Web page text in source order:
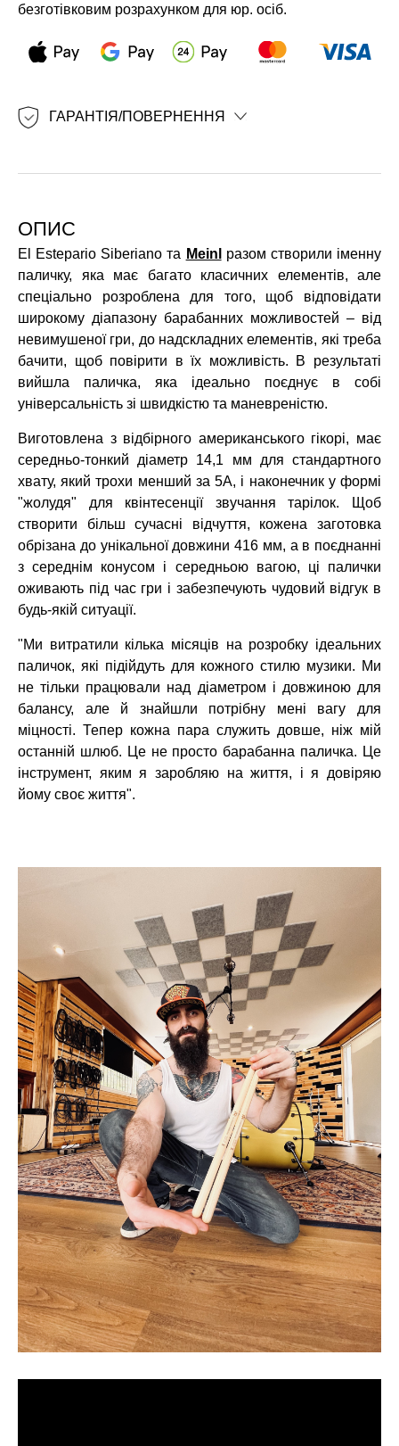
безготівковим розрахунком для юр. осіб.
ГАРАНТІЯ/ПОВЕРНЕННЯ
ОПИС
El Estepario Siberiano та Meinl
разом створили іменну
паличку, яка має багато класичних елементів, але
спеціально розроблена для того, щоб відповідати
широкому діапазону барабанних можливостей – від
невимушеної гри, до надскладних елементів, які треба
бачити, щоб повірити в їх можливість. В результаті
вийшла паличка, яка ідеально поєднує в собі
універсальність зі швидкістю та маневреністю.
Виготовлена з відбірного американського гікорі, має
середньо-тонкий діаметр 14,1 мм для стандартного
хвату, який трохи менший за 5A, і наконечник у формі
"жолудя" для квінтесенції звучання тарілок. Щоб
створити більш сучасні відчуття, кожена заготовка
обрізана до унікальної довжини 416 мм, а в поєднанні
з середнім конусом і середньою вагою, ці палички
оживають під час гри і забезпечують чудовий відгук в
будь-якій ситуації.
"Ми витратили кілька місяців на розробку ідеальних
паличок, які підійдуть для кожного стилю музики. Ми
не тільки працювали над діаметром і довжиною для
балансу, але й знайшли потрібну мені вагу для
міцності. Тепер кожна пара служить довше, ніж мій
останній шлюб. Це не просто барабанна паличка. Це
інструмент, яким я заробляю на життя, і я довіряю
йому своє життя".